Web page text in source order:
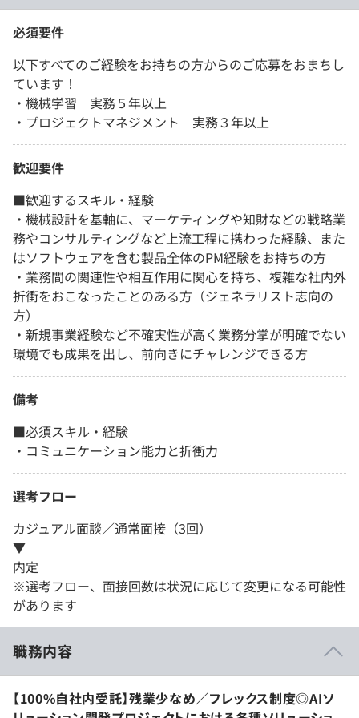
必須要件
以下すべてのご経験をお持ちの方からのご応募をおまちし
ています！
・機械学習 実務５年以上
・プロジェクトマネジメント 実務３年以上
歓迎要件
■歓迎するスキル・経験
・機械設計を基軸に、マーケティングや知財などの戦略業
務やコンサルティングなど上流工程に携わった経験、また
はソフトウェアを含む製品全体のPM経験をお持ちの方
・業務間の関連性や相互作用に関心を持ち、複雑な社内外
折衝をおこなったことのある方（ジェネラリスト志向の
方）
・新規事業経験など不確実性が高く業務分掌が明確でない
環境でも成果を出し、前向きにチャレンジできる方
備考
■必須スキル・経験
・コミュニケーション能力と折衝力
選考フロー
カジュアル面談／通常面接（3回）
▼
内定
※選考フロー、面接回数は状況に応じて変更になる可能性
があります
職務内容
【100%自社内受託】残業少なめ／フレックス制度◎AIソ